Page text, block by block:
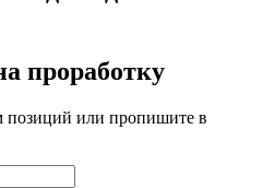
проработку
позиций или пропишите в